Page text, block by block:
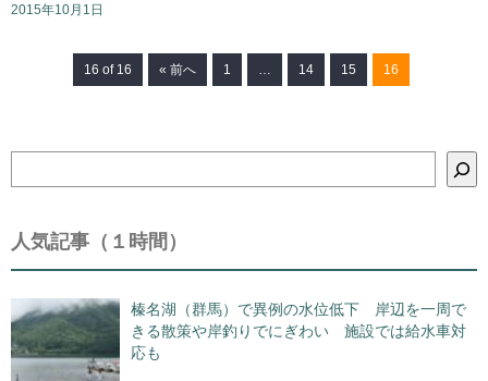
2015年10月1日
16 of 16 « 前へ 1 … 14 15 16
索
人気記事（１時間）
榛名湖（群馬）で異例の水位低下 岸辺を一周で
きる散策や岸釣りでにぎわい 施設では給水車対
応も